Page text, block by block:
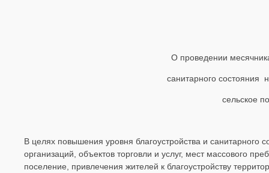
О проведении
санитарного
сельское
В целях повышения уровня благоустройства и санитарного
организаций, объектов торговли и услуг, мест массового
поселение, привлечения жителей к благоустройству